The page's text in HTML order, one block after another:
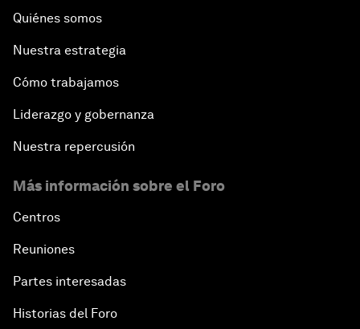
Quiénes somos
Nuestra estrategia
Cómo trabajamos
Liderazgo y gobernanza
Nuestra repercusión
Más información sobre el Foro
Centros
Reuniones
Partes interesadas
Historias del Foro